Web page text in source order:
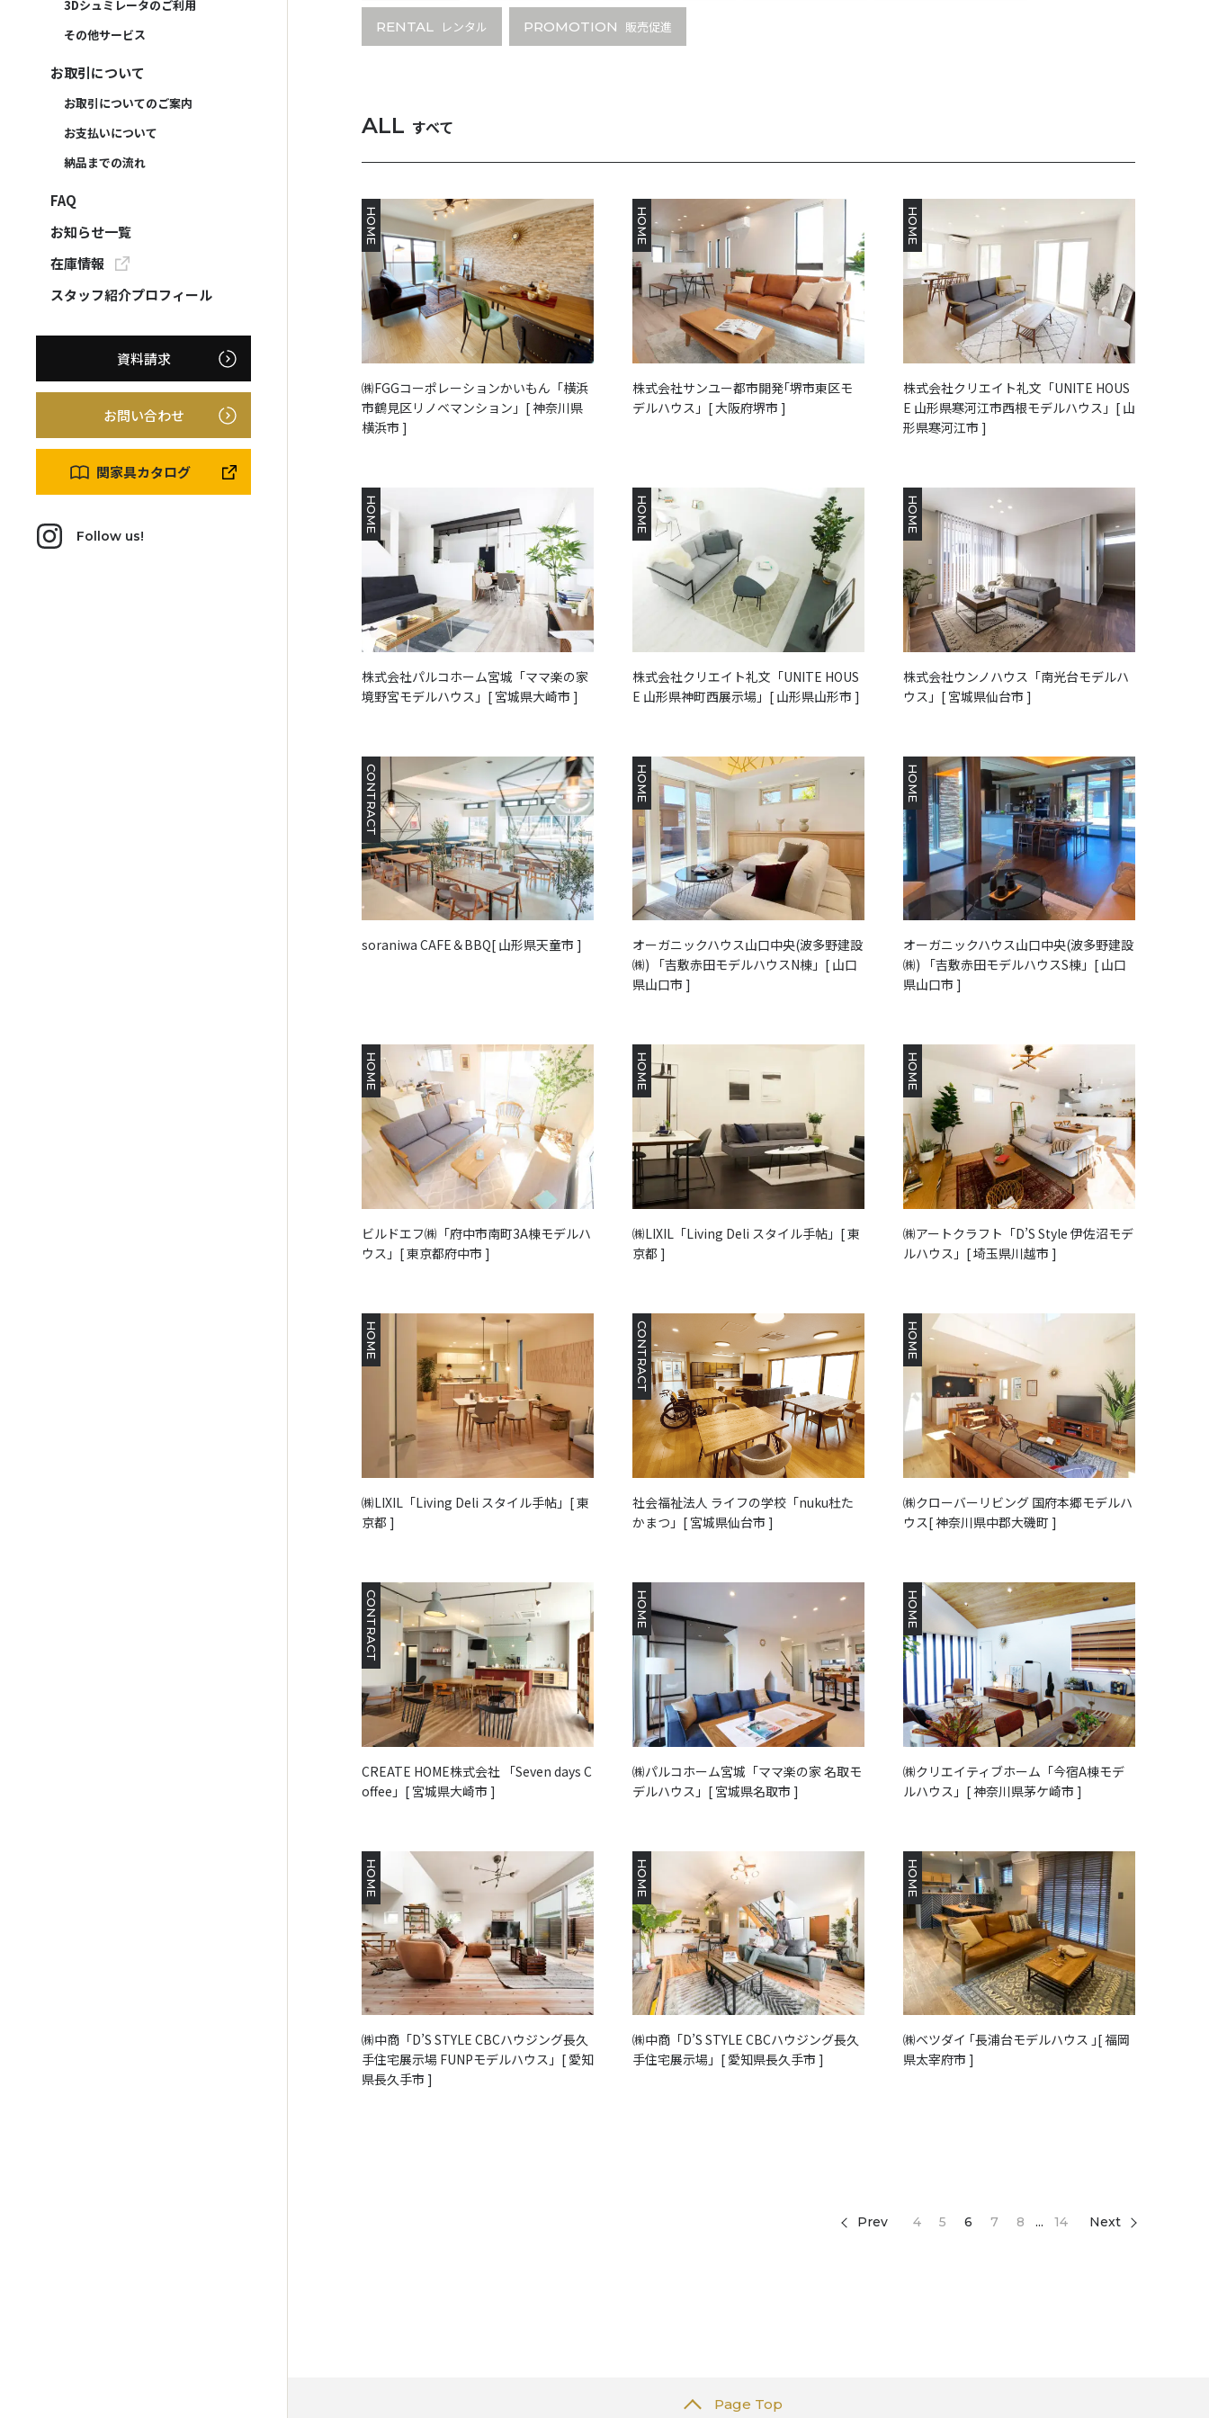
3Dシュミレータのご利用
その他サービス
お取引について
お取引についてのご案内
お支払いについて
納品までの流れ
FAQ
お知らせ一覧
在庫情報
スタッフ紹介プロフィール
資料請求
お問い合わせ
関家具カタログ
Follow us!
RENTAL レンタル PROMOTION 販売促進
ALL すべて
HOME
㈱FGGコーポレーションかいもん「横浜
市鶴見区リノベマンション」[ 神奈川県
横浜市 ]
HOME
株式会社サンユー都市開発｢堺市東区モ
デルハウス」[ 大阪府堺市 ]
HOME
株式会社クリエイト礼文「UNITE HOUS
E 山形県寒河江市西根モデルハウス」[ 山
形県寒河江市 ]
HOME
株式会社パルコホーム宮城「ママ楽の家
境野宮モデルハウス」[ 宮城県大崎市 ]
HOME
株式会社クリエイト礼文「UNITE HOUS
E 山形県神町西展示場」[ 山形県山形市 ]
HOME
株式会社ウンノハウス「南光台モデルハ
ウス」[ 宮城県仙台市 ]
CONTRACT
soraniwa CAFE＆BBQ[ 山形県天童市 ]
HOME
オーガニックハウス山口中央(波多野建設
㈱) 「吉敷赤田モデルハウスN棟」[ 山口
県山口市 ]
HOME
オーガニックハウス山口中央(波多野建設
㈱) 「吉敷赤田モデルハウスS棟」[ 山口
県山口市 ]
HOME
ビルドエフ㈱「府中市南町3A棟モデルハ
ウス」[ 東京都府中市 ]
HOME
㈱LIXIL「Living Deli スタイル手帖」[ 東
京都 ]
HOME
㈱アートクラフト「D’S Style 伊佐沼モデ
ルハウス」[ 埼玉県川越市 ]
HOME
㈱LIXIL「Living Deli スタイル手帖」[ 東
京都 ]
CONTRACT
社会福祉法人 ライフの学校「nuku杜た
かまつ」[ 宮城県仙台市 ]
HOME
㈱クローバーリビング 国府本郷モデルハ
ウス[ 神奈川県中郡大磯町 ]
CONTRACT
CREATE HOME株式会社 「Seven days C
offee」[ 宮城県大崎市 ]
HOME
㈱パルコホーム宮城「ママ楽の家 名取モ
デルハウス」[ 宮城県名取市 ]
HOME
㈱クリエイティブホーム「今宿A棟モデ
ルハウス」[ 神奈川県茅ケ崎市 ]
HOME
㈱中商「D’S STYLE CBCハウジング長久
手住宅展示場 FUNPモデルハウス」[ 愛知
県長久手市 ]
HOME
㈱中商「D’S STYLE CBCハウジング長久
手住宅展示場」[ 愛知県長久手市 ]
HOME
㈱ベツダイ ｢長浦台モデルハウス ｣[ 福岡
県太宰府市 ]
Prev 4 5 6 7 8 ... 14 Next
Page Top